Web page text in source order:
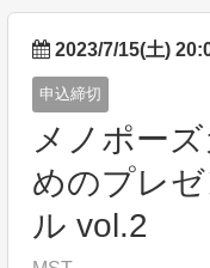
2023/7/15(土)
申込締切
メノポー
めのプレ
ル vol.2